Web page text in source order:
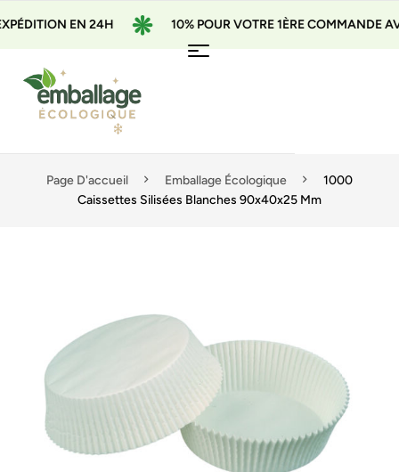
EN 24H 10% POUR VOTRE 1ÈRE COMMANDE
Page D'accueil Emballage Écologique
1000
Caissettes Silisées Blanches 90x40x25 Mm